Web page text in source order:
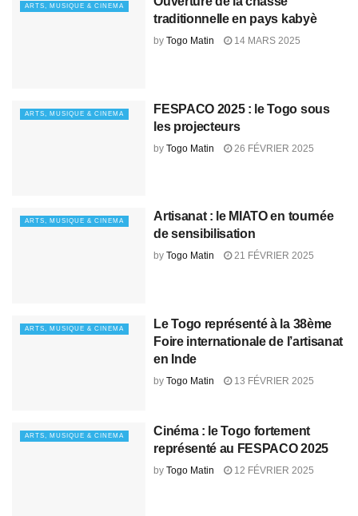
ARTS, MUSIQUE & CINEMA
traditionnelle en pays kabyè
by Togo Matin 14 MARS 2025
ARTS, MUSIQUE & CINEMA
FESPACO 2025 : le Togo sous
les projecteurs
by Togo Matin 26 FÉVRIER 2025
ARTS, MUSIQUE & CINEMA
Artisanat : le MIATO en tournée
de sensibilisation
by Togo Matin 21 FÉVRIER 2025
ARTS, MUSIQUE & CINEMA
Le Togo représenté à la 38ème
Foire internationale de l’artisanat
en Inde
by Togo Matin 13 FÉVRIER 2025
ARTS, MUSIQUE & CINEMA
Cinéma : le Togo fortement
représenté au FESPACO 2025
by Togo Matin 12 FÉVRIER 2025